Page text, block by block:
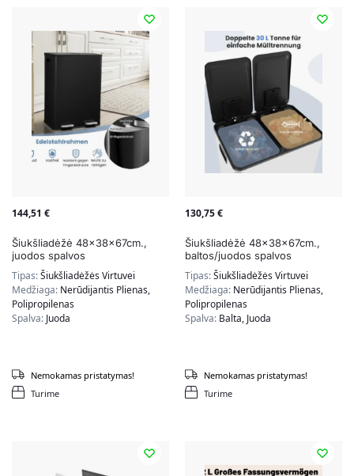
144,51 €
Šiukšliadėžė 48x38x67cm.,
juodos spalvos
Tipas:Šiukšliadėžės Virtuvei
Medžiaga: Nerūdijantis Plienas,
Polipropilenas
Spalva: Juoda
Turime
Nemokamas pristatymas!
130,75€
Šiukšliadėžė 48x38x67cm.,
baltos/juodos spalvos
Tipas:Šiukšliadėžės Virtuvei
Medžiaga: Nerūdijantis Plienas,
Polipropilenas
Spalva: Balta, Juoda
Turime
Nemokamas pristatymas!